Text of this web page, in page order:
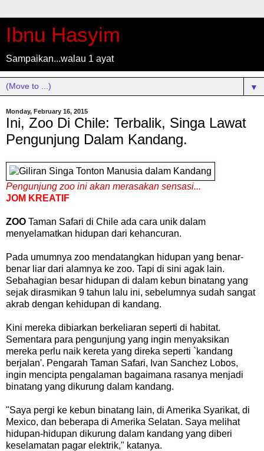
Ibnu Hasyim
Sampaikan...walau 1 ayat
▼
Monday, February 16, 2015
Ini, Zoo Di Chile: Terbalik, Singa Lawat
Pengunjung Dalam Kandang.
Pengunjung zoo ini akan merasakan sensasi...
JOM KREATIF
ZOO Taman Safari di Chile ada cara unik dalam
menyelamatkan hidupan dari kehancuran.
Pada umumnya zoo mendatangkan hidupan yang benar-
benar liar dari alamnya ke zoo. Tapi di sini agak lain.
Sebahagian besar hidupan di dalam kebun binatang yang
sejak dirasmikan 9 tahun lalu ini, sebelumnya sudah sangat
akrab dengan kehidupan di kandang.
Kini mereka dibiarkan berkeliaran seperti di habitat.
Sementara para pengunjung yang ingin menyaksikan
mereka perlu naik kereta yang direka seperti `kandang
berjalan'. Pengarah Taman Safari, Ivan Sanchez Lobos,
ingin mencipta pengalaman bagaimana rasanya menjadi
binatang yang dikurung dalam kandang.
"Saya pergi ke kebun binatang lain, di Amerika Syarikat, di
Mexico, dan beberapa di Amerika Selatan. Saya melihat
hidupan-hidupan dikurung dalam kandang yang diberi
keselamatan pagar elektrik," katanya.